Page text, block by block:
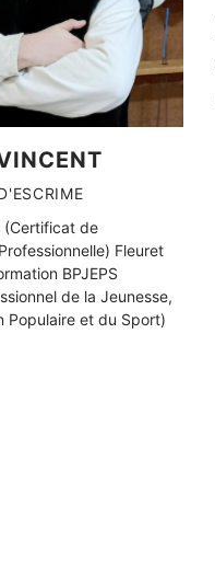
(Certificat de
Fleuret
BPJEPS
de la Jeunesse,
Populaire et du Sport)